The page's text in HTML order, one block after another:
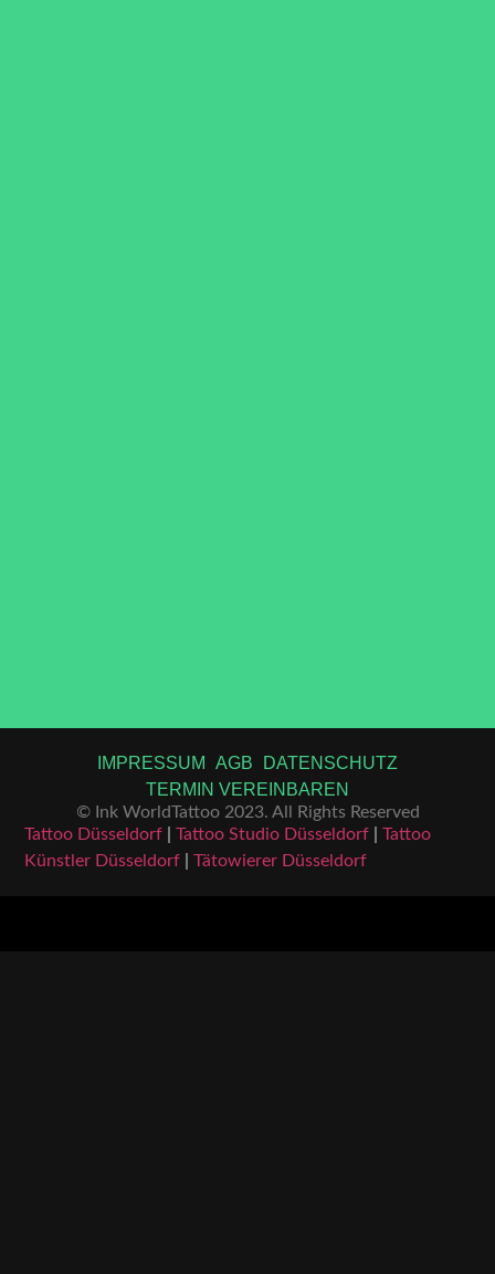
© Ink WorldTattoo 2023. All Rights Reserved
IMPRESSUM AGB
DATENSCHUTZ
TERMIN VEREINBAREN
Tattoo Düsseldorf |Tattoo Studio Düsseldorf |Tattoo
Künstler Düsseldorf |Tätowierer Düsseldorf